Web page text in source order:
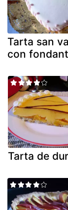
Tarta san
con fondant
Tarta de